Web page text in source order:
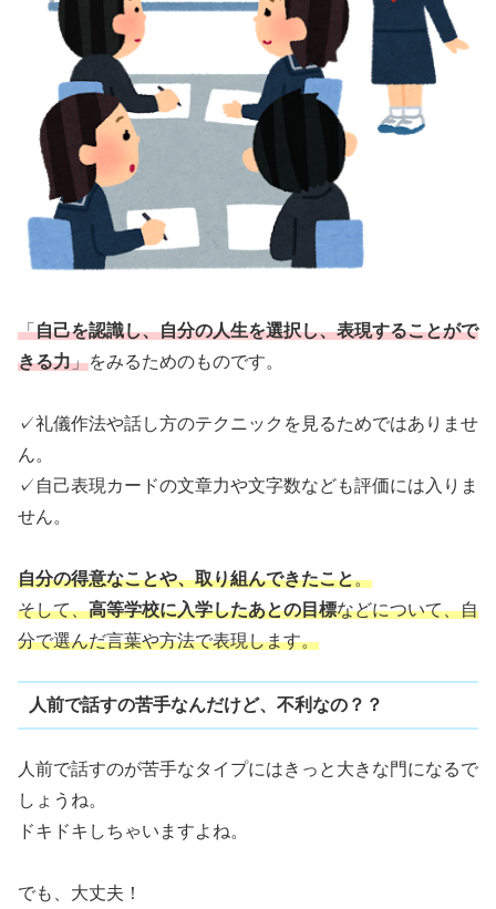
「自己を認識し、自分の人生を選択し、表現することがで
きる力」をみるためのものです。
✓礼儀作法や話し方のテクニックを見るためではありませ
ん。
✓自己表現カードの文章力や文字数なども評価には入りま
せん。
自分の得意なことや、取り組んできたこと。
そして、高等学校に入学したあとの目標などについて、自
分で選んだ言葉や方法で表現します。
人前で話すの苦手なんだけど、不利なの？？
人前で話すのが苦手なタイプにはきっと大きな門になるで
しょうね。
ドキドキしちゃいますよね。
でも、大丈夫！